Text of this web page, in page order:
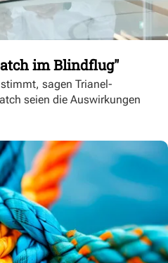
im Blindflug"
sagen Trianel-
seien die Auswirkungen